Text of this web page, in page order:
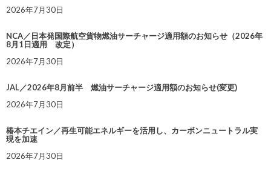
2026年7月30日
NCA／日本発国際航空貨物燃油サーチャージ適用額のお知らせ（2026年
8月1日適用 改定）
2026年7月30日
JAL／2026年8月前半 燃油サーチャージ適用額のお知らせ(変更)
2026年7月30日
椿本チエイン／再生可能エネルギーを活用し、カーボンニュートラル実
現を加速
2026年7月30日